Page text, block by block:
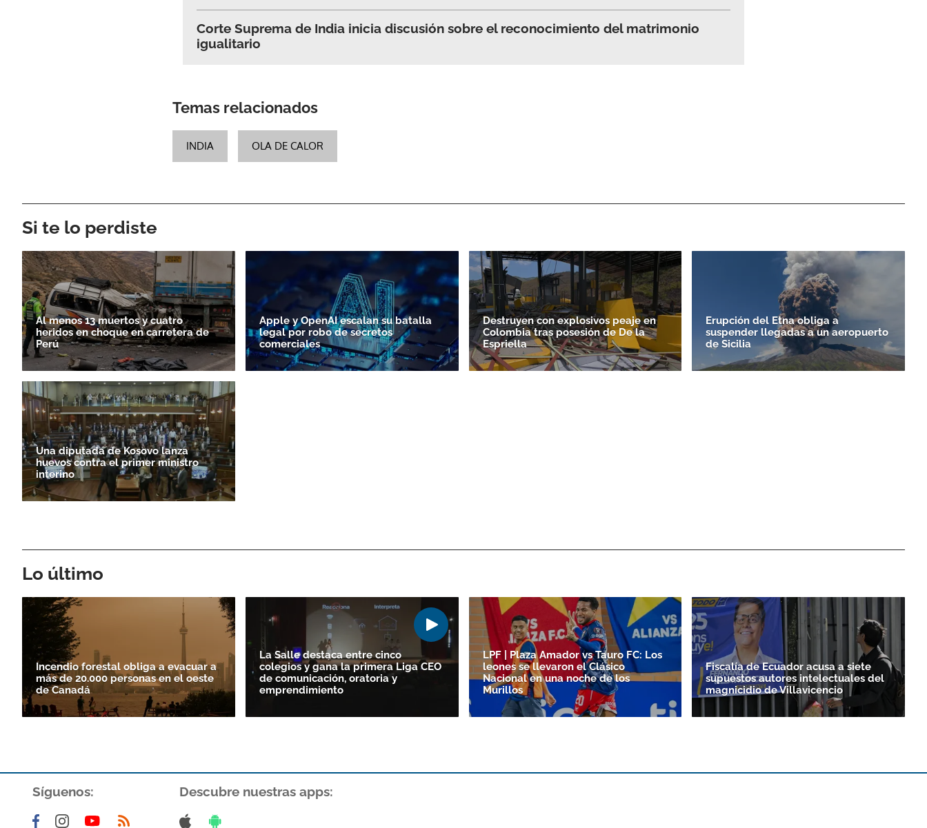
Corte Suprema de India inicia discusión sobre el reconocimiento del matrimonio
igualitario
Temas relacionados
INDIA OLA DE CALOR
Si te lo perdiste
Al menos 13 muertos y cuatro
heridos en choque en carretera de
Perú
Apple y OpenAI escalan su batalla
legal por robo de secretos
comerciales
Destruyen con explosivos peaje en
Colombia tras posesión de De la
Espriella
Erupción del Etna obliga a
suspender llegadas a un aeropuerto
de Sicilia
Una diputada de Kosovo lanza
huevos contra el primer ministro
interino
Lo último
Incendio forestal obliga a evacuar a
más de 20.000 personas en el oeste
de Canadá
La Salle destaca entre cinco
colegios y gana la primera Liga CEO
de comunicación, oratoria y
emprendimiento
LPF | Plaza Amador vs Tauro FC: Los
leones se llevaron el Clásico
Nacional en una noche de los
Murillos
Fiscalía de Ecuador acusa a siete
supuestos autores intelectuales del
magnicidio de Villavicencio
Síguenos: Descubre nuestras apps: